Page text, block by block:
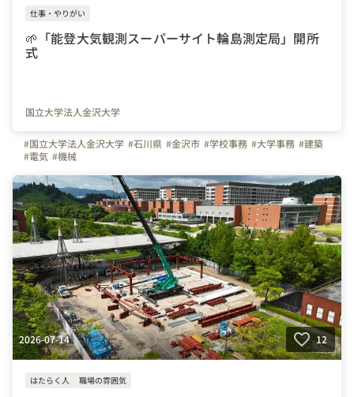
仕事・やりがい
🌱「能登大気観測スーパーサイト輪島測定局」開所
式
国立大学法人金沢大学
#国立大学法人金沢大学 #石川県 #金沢市 #学校事務 #大学事務 #建築
#電気 #機械
2026-07-14 12
はたらく人 職場の雰囲気